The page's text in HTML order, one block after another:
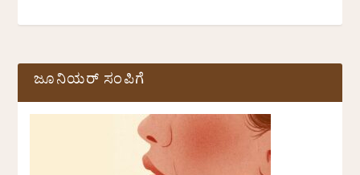
ಜೂನಿಯರ್ ಸಂಪಿಗೆ